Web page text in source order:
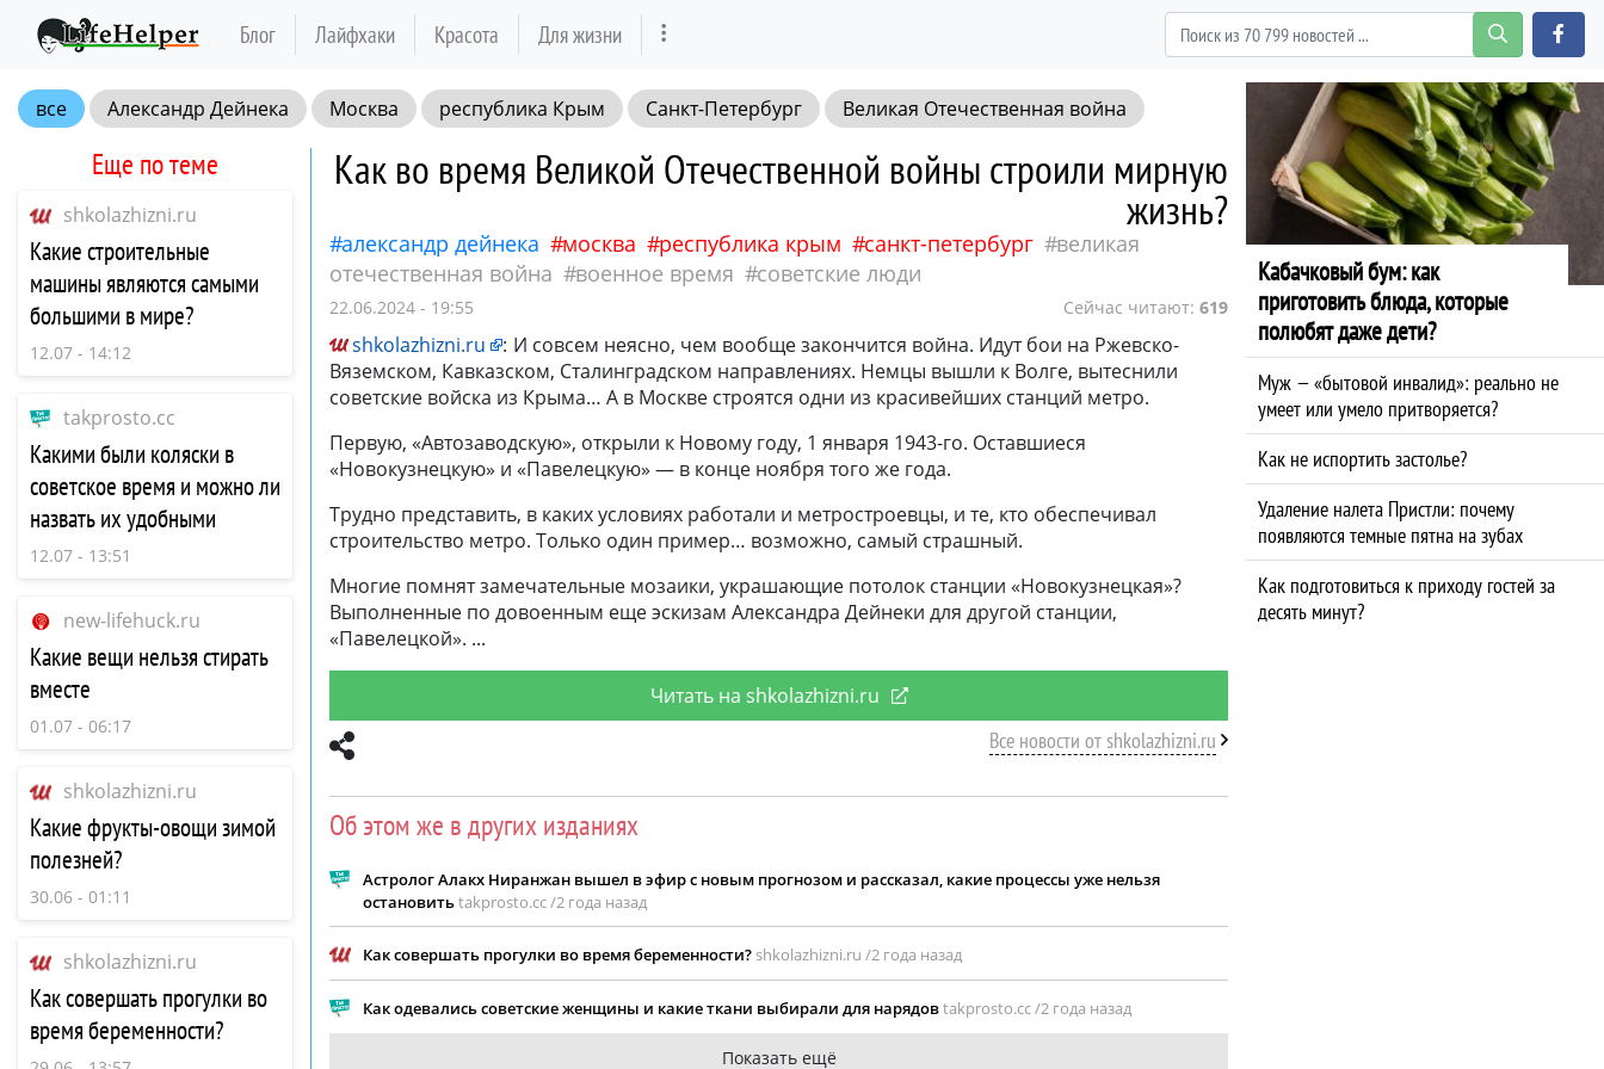
Блог Лайфхаки Красота Для жизни
все Александр Дейнека Москва республика Крым Санкт-Петербург
Великая Отечественная война
военное время
советские люди
Еще по теме
shkolazhizni.ru
Какие строительные
машины являются самыми
большими в мире?
12.07 - 14:12
takprosto.cc
Какими были коляски в
советское время и можно ли
назвать их удобными
12.07 - 13:51
new-lifehuck.ru
Какие вещи нельзя стирать
вместе
01.07 - 06:17
shkolazhizni.ru
Какие фрукты-овощи зимой
полезней?
30.06 - 01:11
shkolazhizni.ru
Как совершать прогулки во
время беременности?
Как во время Великой Отечественной войны строили мирную
жизнь?
александр дейнека москва республика крым санкт-петербург
великая
отечественная война
военное время советские люди
22.06.2024 - 19:55 Сейчас читают: 619
shkolazhizni.ru : И совсем неясно, чем вообще закончится война. Идут бои на Ржевско-
Вяземском, Кавказском, Сталинградском направлениях. Немцы вышли к Волге, вытеснили
советские войска из Крыма… А в Москве строятся одни из красивейших станций метро.
Первую, «Автозаводскую», открыли к Новому году, 1 января 1943-го. Оставшиеся
«Новокузнецкую» и «Павелецкую» — в конце ноября того же года.
Трудно представить, в каких условиях работали и метростроевцы, и те, кто обеспечивал
строительство метро. Только один пример… возможно, самый страшный.
Многие помнят замечательные мозаики, украшающие потолок станции «Новокузнецкая»?
Выполненные по довоенным еще эскизам Александра Дейнеки для другой станции,
«Павелецкой».
Читать на shkolazhizni.ru
Все новости от shkolazhizni.ru
Об этом же в других изданиях
Астролог Алакх Ниранжан вышел в эфир с новым прогнозом и рассказал, какие процессы уже нельзя
остановитьtakprosto.cc /2 года назад
Как совершать прогулки во время беременности?shkolazhizni.ru /2 года назад
Как одевались советские женщины и какие ткани выбирали для нарядовtakprosto.cc /2 года назад
Показать ещё
Кабачковый бум: как
приготовить блюда, которые
полюбят даже дети?
Муж — «бытовой инвалид»: реально не
умеет или умело притворяется?
Как не испортить застолье?
Удаление налета Пристли: почему
появляются темные пятна на зубах
Как подготовиться к приходу гостей за
десять минут?